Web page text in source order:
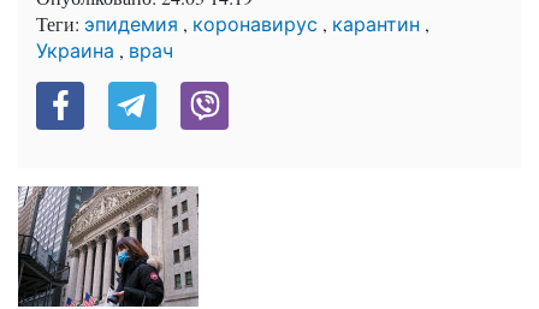
Теги: эпидемия , коронавирус , карантин ,
Украина , врач